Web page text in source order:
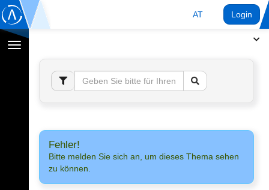
AT Login
Navigation
umschalten
Fehler!
Bitte melden Sie sich an, um dieses Thema sehen
zu können.